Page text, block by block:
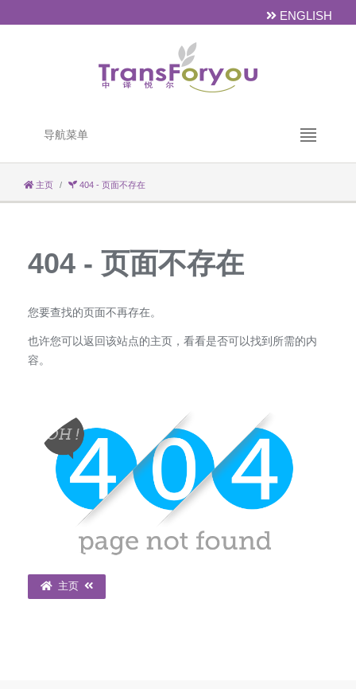
ENGLISH
导航菜单
主页 404 - 页面不存在
404 - 页面不存在
您要查找的页面不再存在。
也许您可以返回该站点的主页，看看是否可以找到所需的内
容。
主页